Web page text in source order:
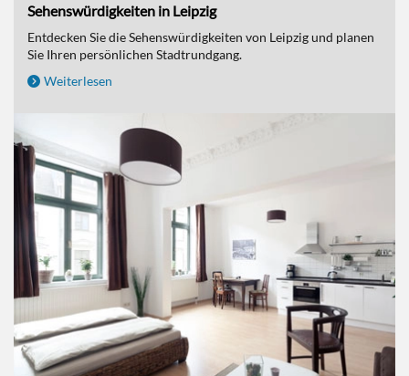
Sehenswürdigkeiten in Leipzig
Entdecken Sie die Sehenswürdigkeiten von Leipzig und planen
Sie Ihren persönlichen Stadtrundgang.
Weiterlesen